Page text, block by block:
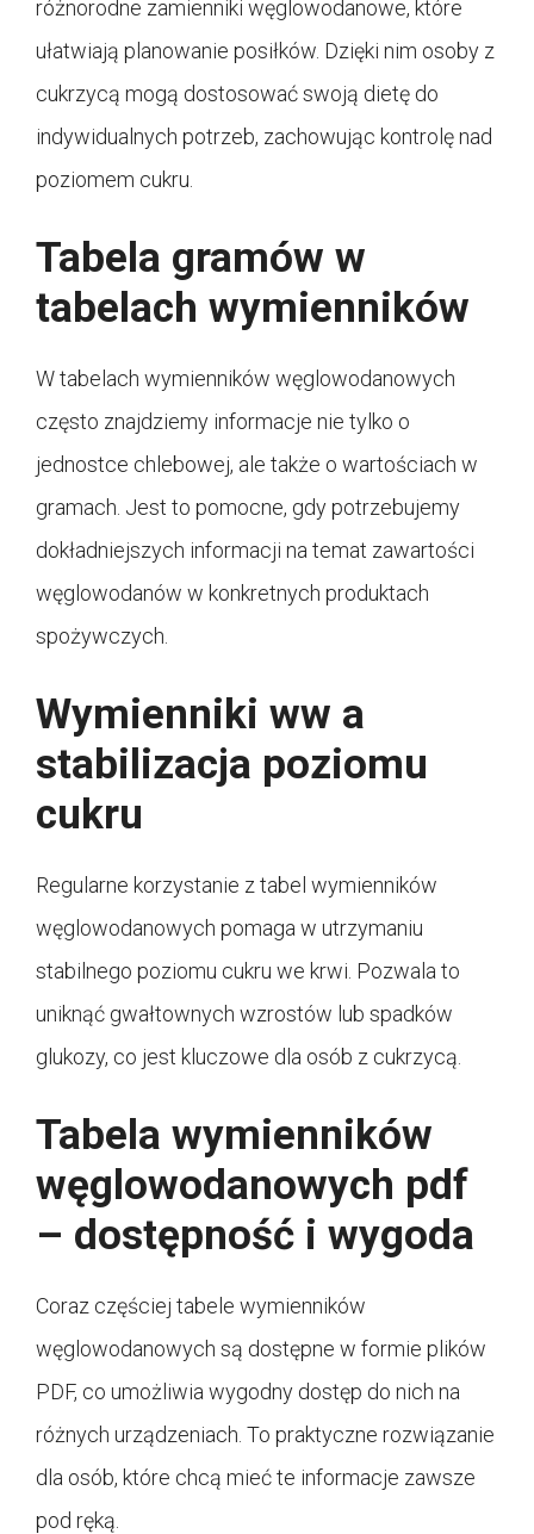
różnorodne zamienniki węglowodanowe, które
ułatwiają planowanie posiłków. Dzięki nim osoby z
cukrzycą mogą dostosować swoją dietę do
indywidualnych potrzeb, zachowując kontrolę nad
poziomem cukru.
Tabela gramów w
tabelach wymienników
W tabelach wymienników węglowodanowych
często znajdziemy informacje nie tylko o
jednostce chlebowej, ale także o wartościach w
gramach. Jest to pomocne, gdy potrzebujemy
dokładniejszych informacji na temat zawartości
węglowodanów w konkretnych produktach
spożywczych.
Wymienniki ww a
stabilizacja poziomu
cukru
Regularne korzystanie z tabel wymienników
węglowodanowych pomaga w utrzymaniu
stabilnego poziomu cukru we krwi. Pozwala to
uniknąć gwałtownych wzrostów lub spadków
glukozy, co jest kluczowe dla osób z cukrzycą.
Tabela wymienników
węglowodanowych pdf
– dostępność i wygoda
Coraz częściej tabele wymienników
węglowodanowych są dostępne w formie plików
PDF, co umożliwia wygodny dostęp do nich na
różnych urządzeniach. To praktyczne rozwiązanie
dla osób, które chcą mieć te informacje zawsze
pod ręką.